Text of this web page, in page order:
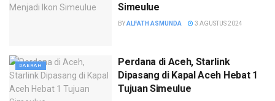
Simeulue
BYALFATH ASMUNDA 3 AGUSTUS 2024
DAERAH
Perdana di Aceh, Starlink
Dipasang di Kapal Aceh Hebat 1
Tujuan Simeulue